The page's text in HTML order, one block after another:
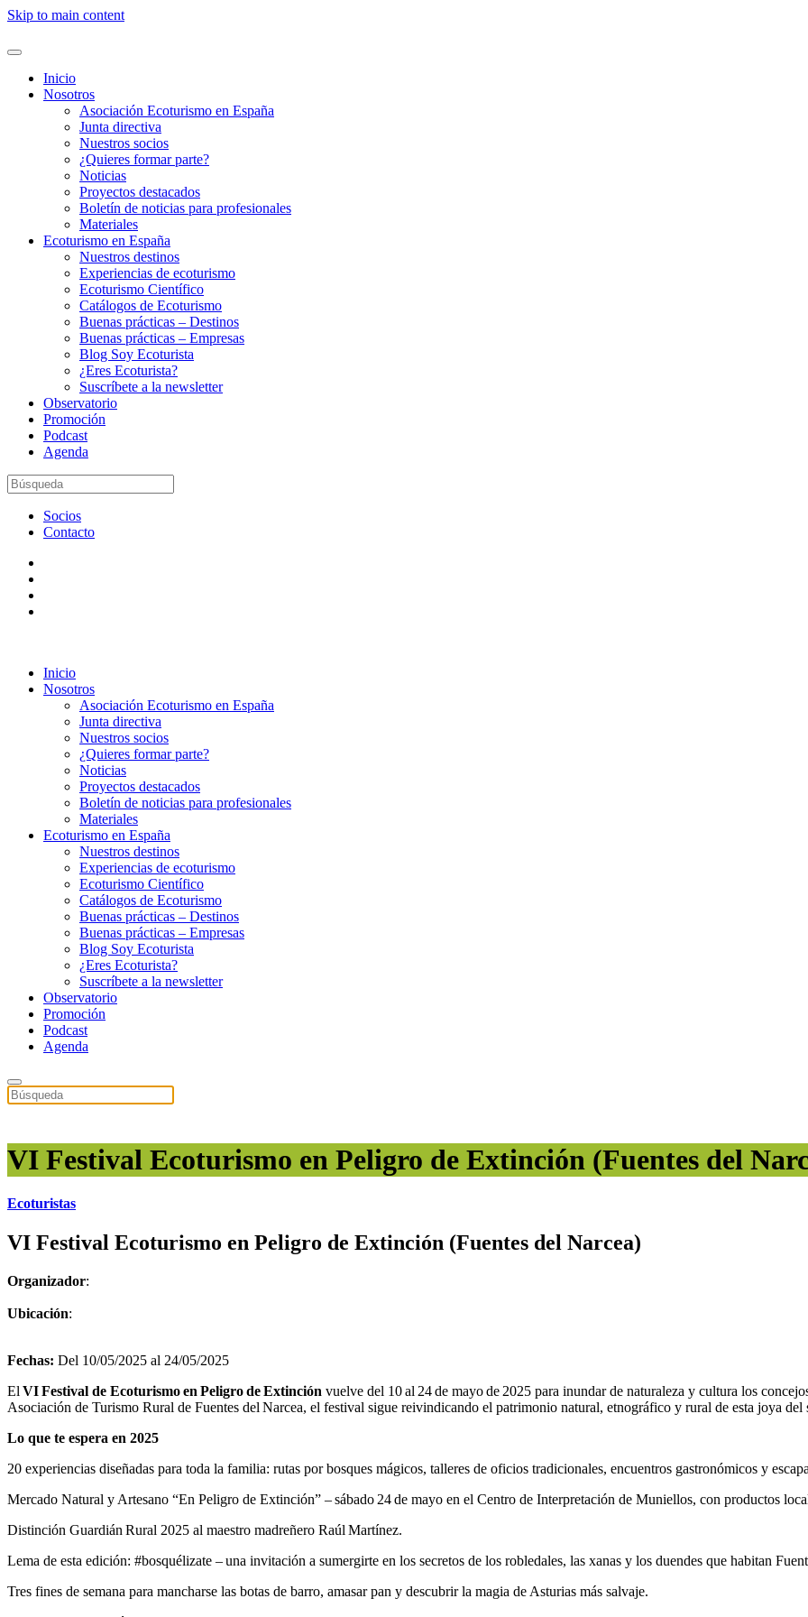
Skip to main content
Inicio
Nosotros
Asociación Ecoturismo en España
Junta directiva
Nuestros socios
¿Quieres formar parte?
Noticias
Proyectos destacados
Boletín de noticias para profesionales
Materiales
Ecoturismo en España
Nuestros destinos
Experiencias de ecoturismo
Ecoturismo Científico
Catálogos de Ecoturismo
Buenas prácticas – Destinos
Buenas prácticas – Empresas
Blog Soy Ecoturista
¿Eres Ecoturista?
Suscríbete a la newsletter
Observatorio
Promoción
Podcast
Agenda
Socios
Contacto
Inicio
Nosotros
Asociación Ecoturismo en España
Junta directiva
Nuestros socios
¿Quieres formar parte?
Noticias
Proyectos destacados
Boletín de noticias para profesionales
Materiales
Ecoturismo en España
Nuestros destinos
Experiencias de ecoturismo
Ecoturismo Científico
Catálogos de Ecoturismo
Buenas prácticas – Destinos
Buenas prácticas – Empresas
Blog Soy Ecoturista
¿Eres Ecoturista?
Suscríbete a la newsletter
Observatorio
Promoción
Podcast
Agenda
VI Festival Ecoturismo en Peligro de Extinción (Fuentes del
Ecoturistas
VI Festival Ecoturismo en Peligro de Extinción (Fuentes del Narcea)
Organizador:
Ubicación:
Fechas: Del 10/05/2025 al 24/05/2025
El VI Festival de Ecoturismo en Peligro de Extinción vuelve del 10 al 24 de mayo de 2025 para inundar de naturaleza y cultura los
Asociación de Turismo Rural de Fuentes del Narcea, el festival sigue reivindicando el patrimonio natural, etnográfico y rural de esta joya del
Lo que te espera en 2025
20 experiencias diseñadas para toda la familia: rutas por bosques mágicos, talleres de oficios tradicionales, encuentros gastronómicos y
Mercado Natural y Artesano “En Peligro de Extinción” – sábado 24 de mayo en el Centro de Interpretación de Muniellos, con productos
Distinción Guardián Rural 2025 al maestro madreñero Raúl Martínez.
Lema de esta edición: #bosquélizate – una invitación a sumergirte en los secretos de los robledales, las xanas y los duendes que habitan
Tres fines de semana para mancharse las botas de barro, amasar pan y descubrir la magia de Asturias más salvaje.